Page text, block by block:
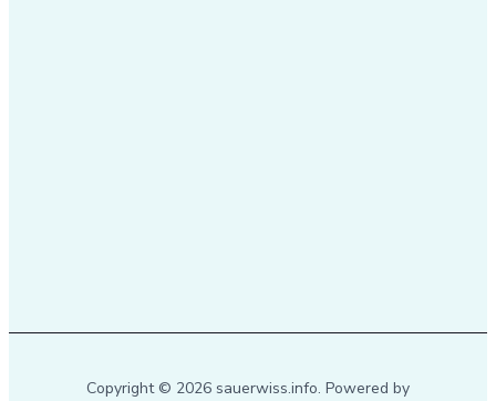
Copyright © 2026 sauerwiss.info. Powered by